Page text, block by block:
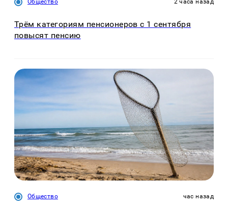
Общество 2 часа назад
Трём категориям пенсионеров с 1 сентября
повысят пенсию
Общество час назад